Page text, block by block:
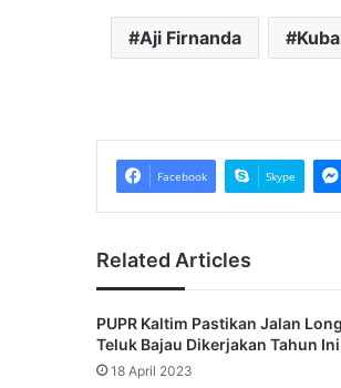
Aji Firnanda
Facebook Skype
Related Articles
PUPR Kaltim Pastikan Jalan
Teluk Bajau Dikerjakan Tahun Ini
18 April 2023